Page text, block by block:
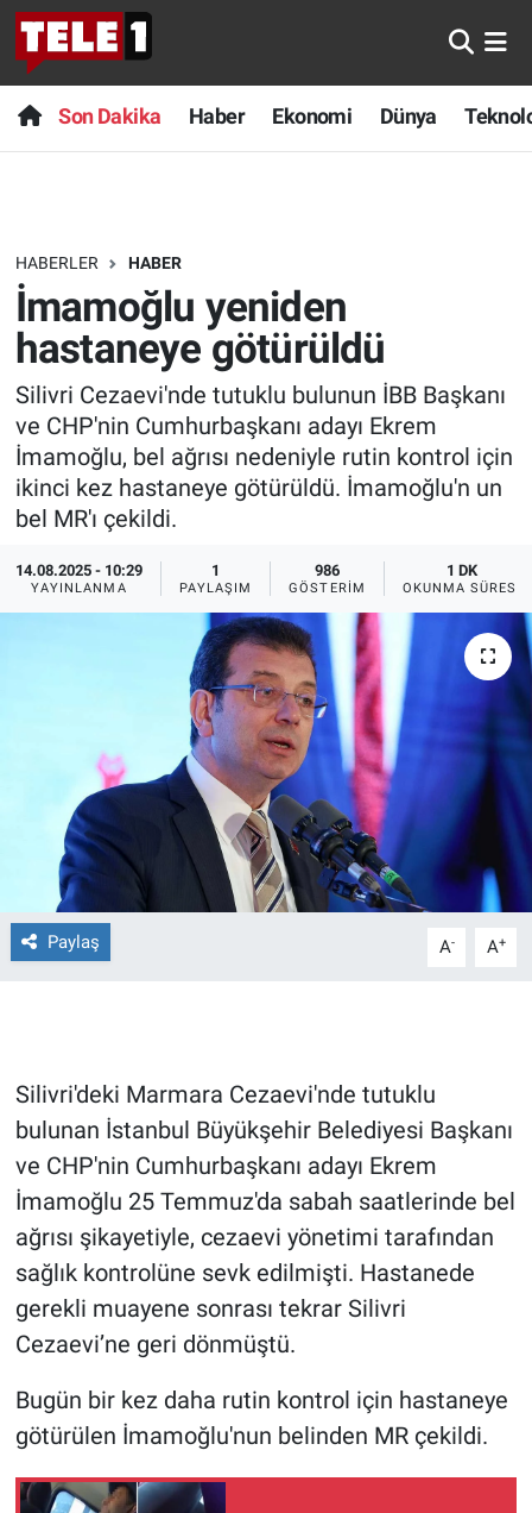
Son Dakika Haber Ekonomi Dünya
HABERLER HABER
İmamoğlu yeniden
hastaneye götürüldü
Silivri Cezaevi'nde tutuklu bulunun İBB Başkanı
ve CHP'nin Cumhurbaşkanı adayı Ekrem
İmamoğlu, bel ağrısı nedeniyle rutin kontrol için
ikinci kez hastaneye götürüldü. İmamoğlu'n un
bel MR'ı çekildi.
14.08.2025 - 10:29
YAYINLANMA
1
PAYLAŞIM
986
GÖSTERIM
1 DK
OKUNMA SÜRESI
Paylaş A- A+
Silivri'deki Marmara Cezaevi'nde tutuklu
bulunan İstanbul Büyükşehir Belediyesi Başkanı
ve CHP'nin Cumhurbaşkanı adayı Ekrem
İmamoğlu 25 Temmuz'da sabah saatlerinde bel
ağrısı şikayetiyle, cezaevi yönetimi tarafından
sağlık kontrolüne sevk edilmişti. Hastanede
gerekli muayene sonrası tekrar Silivri
Cezaevi’ne geri dönmüştü.
Bugün bir kez daha rutin kontrol için hastaneye
götürülen İmamoğlu'nun belinden MR çekildi.
Anında Manşet
Başka Sohbetler
Bilim turu
Bilim ve Teknoloji Evreni
Doğa Konuşuyor
Dünya
Ege Saati
Ege'den Esintiler
Ekonomi
Forum
Gerçeğin İzinde
Gün Başlıyor
Gündem Özel
Günün görüntüsü
Haber
İlan
Koronavirüs
Kültür Sanat
Son Dakika
Haber
Dünya
Teknoloji
Sağlık
Spor
Yayın Akışı
İletişim
Nöbetçi Eczaneler
Hava Durumu
Trafik Durumu
Süper Lig Puan Durumu ve Fikstür
Tüm Manşetler
Son Dakika Haberleri
Haber Arşivi